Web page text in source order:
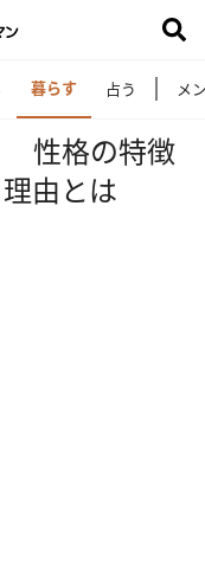
暮らす 占う メ
性格の特徴
由とは